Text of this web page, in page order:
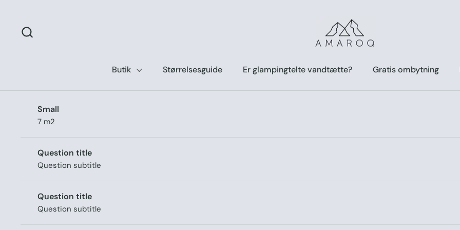
Butik Størrelsesguide Er glampingtelte vandtætte? Gratis ombytning
Small
7 m2
Question title
Question subtitle
Question title
Question subtitle